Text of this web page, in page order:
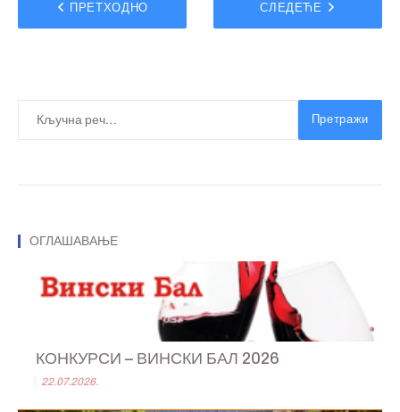
ПРЕТХОДНО СЛЕДЕЋЕ
Претражи
ОГЛАШАВАЊЕ
КОНКУРСИ – ВИНСКИ БАЛ 2026
22.07.2026.